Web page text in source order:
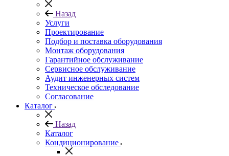
Назад
Услуги
Проектирование
Подбор и поставка оборудования
Монтаж оборудования
Гарантийное обслуживание
Сервисное обслуживание
Аудит инженерных систем
Техническое обследование
Согласование
Каталог
Назад
Каталог
Кондиционирование